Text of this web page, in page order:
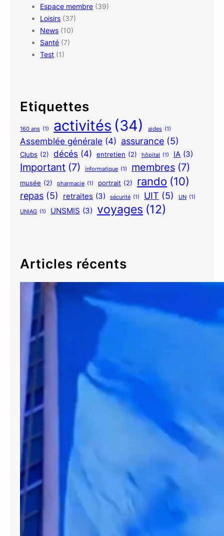
Espace membre (39)
Loisirs (37)
News (10)
Santé (7)
Test (1)
Etiquettes
160 ans (1) activités (34) aides (1)
Assemblée générale (4) assurance (5)
Clubs (2) décés (4) entretien (2) hôpital (1) IA (3)
Important (7) informatique (1) membres (7)
musée (2) pharmacie (1) portrait (2) rando (10)
repas (5) retraites (3) sécurité (1) UIT (5) UN (1)
UNIAG (1) UNSMIS (3) voyages (12)
Articles récents